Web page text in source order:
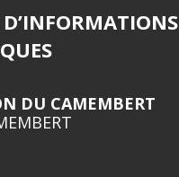
DU CAMEMBERT